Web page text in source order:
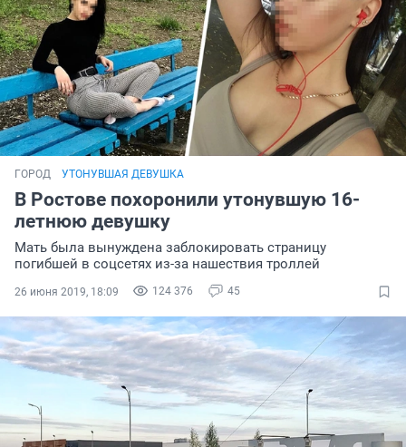
ГОРОД УТОНУВШАЯ ДЕВУШКА
В Ростове похоронили утонувшую 16-
летнюю девушку
Мать была вынуждена заблокировать страницу
погибшей в соцсетях из-за нашествия троллей
124 376 45
26 июня 2019, 18:09